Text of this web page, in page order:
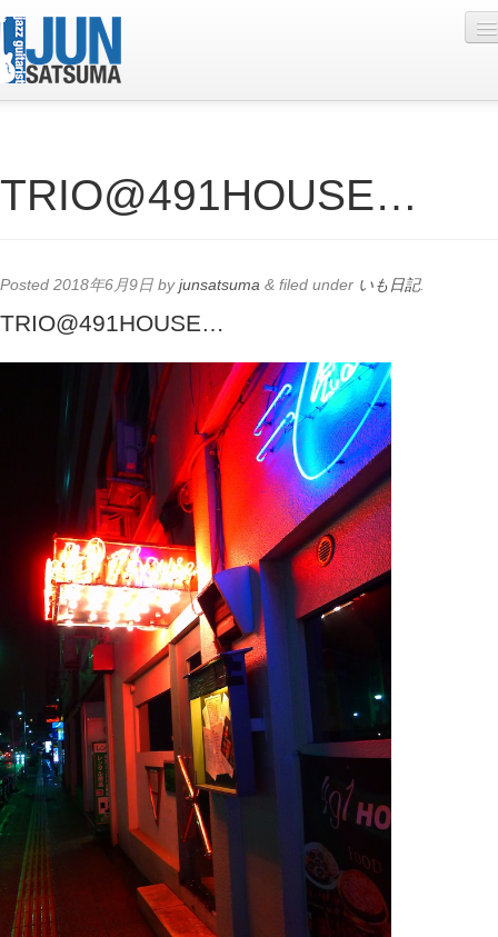
Live Schedule
Photo
Contact
YouTube
Online Lesson
TRIO@491HOUSE…
Posted 2018年6月9日 byjunsatsuma & filed under いも日記.
TRIO@491HOUSE…